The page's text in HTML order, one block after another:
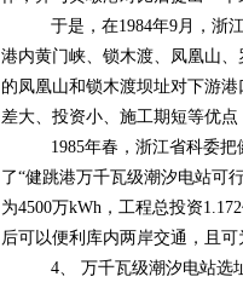
于是，在1984年9月，浙
港内黄门峡、锁木渡、凤凰山
的凤凰山和锁木渡坝址对下游
差大、投资小、施工期短等优
1985年春，浙江省科委把
了“健跳港万千瓦级潮汐电站可
为4500万kWh，工程总投资
后可以便利库内两岸交通，且
4、 万千瓦级潮汐电站选